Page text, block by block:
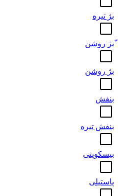
بژ تیره
ّبژ روشن
بژ روشن
بنفش
بنفش تیره
بیسکویتی
پاستیلی